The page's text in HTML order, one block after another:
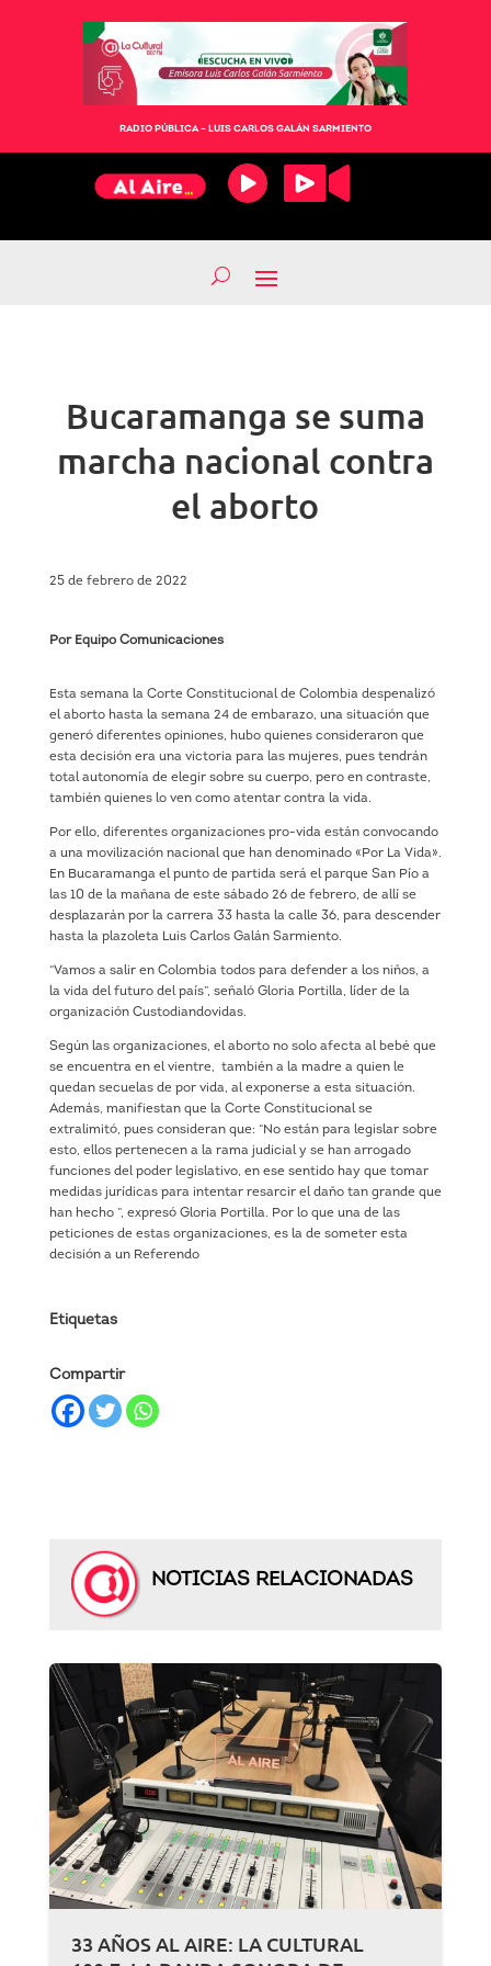
RADIO PÚBLICA – LUIS CARLOS GALÁN SARMIENTO
Bucaramanga se suma
marcha nacional contra
el aborto
25 de febrero de 2022
Por Equipo Comunicaciones
Esta semana la Corte Constitucional de Colombia despenalizó
el aborto hasta la semana 24 de embarazo, una situación que
generó diferentes opiniones, hubo quienes consideraron que
esta decisión era una victoria para las mujeres, pues tendrán
total autonomía de elegir sobre su cuerpo, pero en contraste,
también quienes lo ven como atentar contra la vida.
Por ello, diferentes organizaciones pro-vida están convocando
a una movilización nacional que han denominado «Por La Vida».
En Bucaramanga el punto de partida será el parque San Pío a
las 10 de la mañana de este sábado 26 de febrero, de allí se
desplazarán por la carrera 33 hasta la calle 36, para descender
hasta la plazoleta Luis Carlos Galán Sarmiento.
“Vamos a salir en Colombia todos para defender a los niños, a
la vida del futuro del país”, señaló Gloria Portilla, líder de la
organización Custodiandovidas.
Según las organizaciones, el aborto no solo afecta al bebé que
se encuentra en el vientre, también a la madre a quien le
quedan secuelas de por vida, al exponerse a esta situación.
Además, manifiestan que la Corte Constitucional se
extralimitó, pues consideran que: “No están para legislar sobre
esto, ellos pertenecen a la rama judicial y se han arrogado
funciones del poder legislativo, en ese sentido hay que tomar
medidas jurídicas para intentar resarcir el daño tan grande que
han hecho ”, expresó Gloria Portilla. Por lo que una de las
peticiones de estas organizaciones, es la de someter esta
decisión a un Referendo
Etiquetas
Compartir
NOTICIAS RELACIONADAS
33 AÑOS AL AIRE: LA CULTURAL